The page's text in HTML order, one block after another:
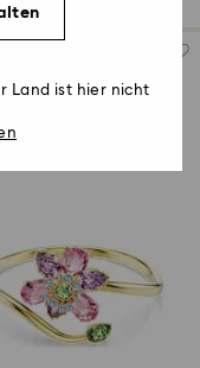
Land ist hier nicht